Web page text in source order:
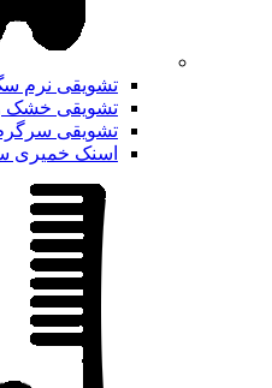
تشویقی نرم
تشویقی خشک
تشویقی
اسنک خمیری